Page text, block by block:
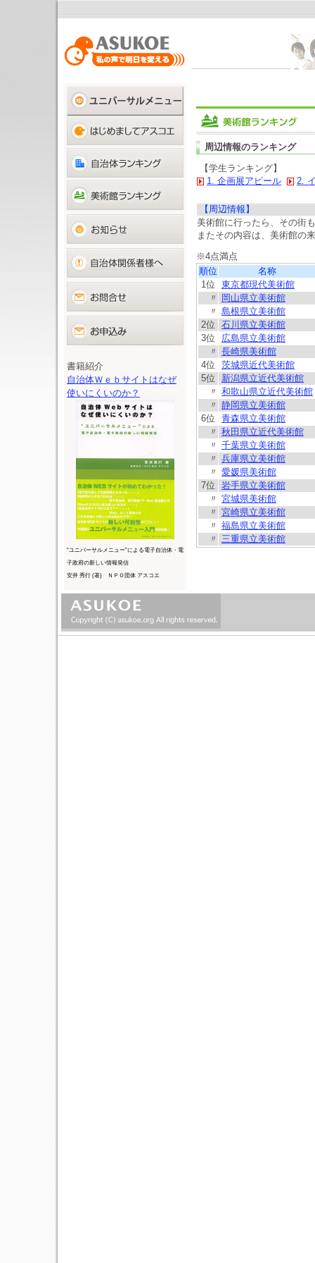
書籍紹介
自治体Ｗｅｂサイトはなぜ
使いにくいのか？
“ユニバーサルメニュー”による電子自治体・電
子政府の新しい情報発信
安井 秀行 (著) ＮＰＯ団体 アスコエ
周辺情報のランキング
【学生ランキング】
1. 企画展アピール
2.
【周辺情報】
美術館に行ったら、その街
またその内容は、美術館の
※4点満点
順位
名称
1位
東京都現代美術館
〃
岡山県立美術館
〃 島根県立美術館
2位
石川県立美術館
3位
広島県立美術館
〃 長崎県美術館
4位
茨城県近代美術館
5位
新潟県立近代美術館
〃 和歌山県立近代美術館
〃 静岡県立美術館
6位
青森県立美術館
〃 秋田県立近代美術館
〃 千葉県立美術館
〃 兵庫県立美術館
〃 愛媛県美術館
7位
岩手県立美術館
〃 宮城県美術館
〃 宮崎県立美術館
〃 福島県立美術館
〃 三重県立美術館